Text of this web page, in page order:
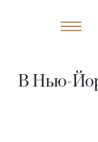
В Нью-